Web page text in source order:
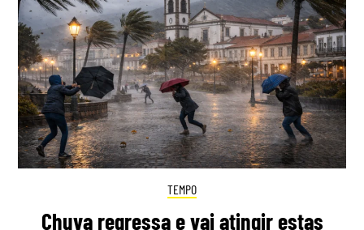
TEMPO
Chuva regressa e vai atingir estas